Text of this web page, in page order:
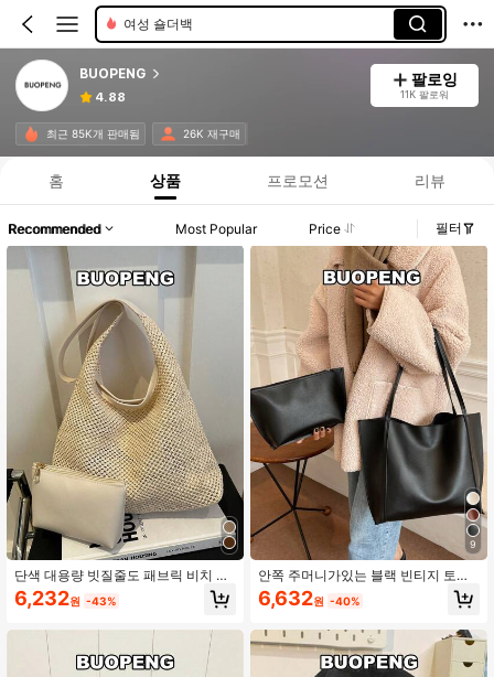
여성 숄더백
BUOPENG
4.88
팔로잉
11K 팔로워
최근 85K개 판매됨 26K 재구매
홈 상품 프로모션 리뷰
Recommended Most Popular Price 필터
단색 대용량 빗질줄도 패브릭 비치 토
트백
6,232원 -43%
9
안쪽 주머니가있는 블랙 빈티지 토트
백, 대용량 단색 숄더백과 삽입 주머
니, 학교 가방, 대용량, 휴대용, 클래식
대학생, 화이트 칼라 직장인, 근무, 학
교 복귀, 중등학교, 고등학교, 대학, 휴
가에 완벽한 제품
6,632원 -40%